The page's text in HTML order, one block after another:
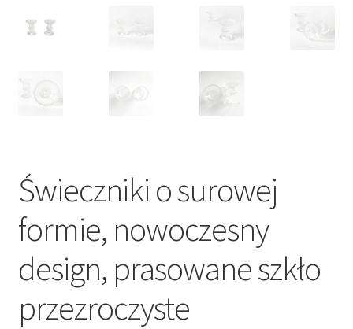
Świeczniki o surowej
formie, nowoczesny
design, prasowane szkło
przezroczyste